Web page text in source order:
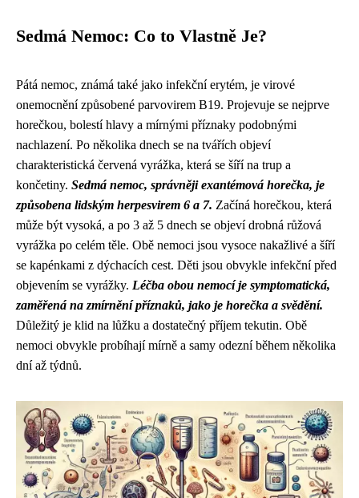
Sedmá Nemoc: Co to Vlastně Je?
Pátá nemoc, známá také jako infekční erytém, je virové
onemocnění způsobené parvovirem B19. Projevuje se nejprve
horečkou, bolestí hlavy a mírnými příznaky podobnými
nachlazení. Po několika dnech se na tvářích objeví
charakteristická červená vyrážka, která se šíří na trup a
končetiny. Sedmá nemoc, správněji exantémová horečka, je
způsobena lidským herpesvirem 6 a 7. Začíná horečkou, která
může být vysoká, a po 3 až 5 dnech se objeví drobná růžová
vyrážka po celém těle. Obě nemoci jsou vysoce nakažlivé a šíří
se kapénkami z dýchacích cest. Děti jsou obvykle infekční před
objevením se vyrážky. Léčba obou nemocí je symptomatická,
zaměřená na zmírnění příznaků, jako je horečka a svědění.
Důležitý je klid na lůžku a dostatečný příjem tekutin. Obě
nemoci obvykle probíhají mírně a samy odezní během několika
dní až týdnů.